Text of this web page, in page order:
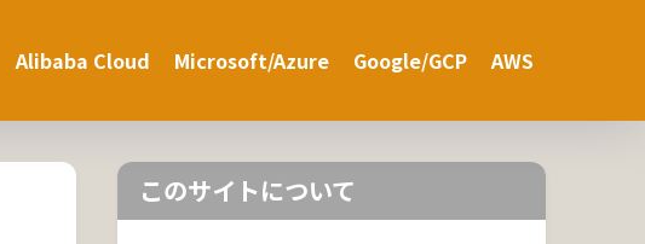
Alibaba Cloud Microsoft/Azure Google/GCP AWS
このサイトについて